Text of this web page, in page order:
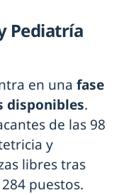
Pediatría
en una fase
disponibles.
de las 98
y
libres tras
puestos.